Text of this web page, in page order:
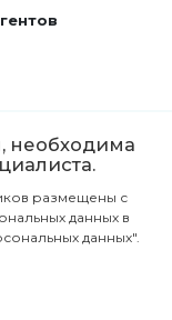
необходима
размещены с
данных в
данных".